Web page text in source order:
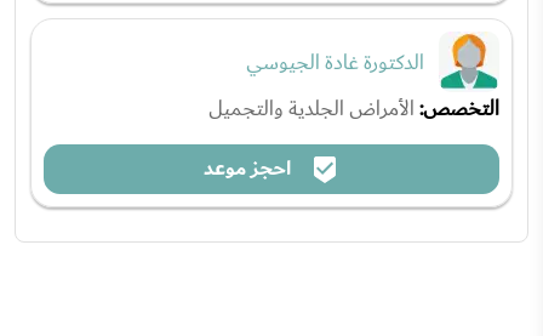
الدكتورة غادة الجيوسي
التخصص:الأمراض الجلدية والتجميل
احجز موعد